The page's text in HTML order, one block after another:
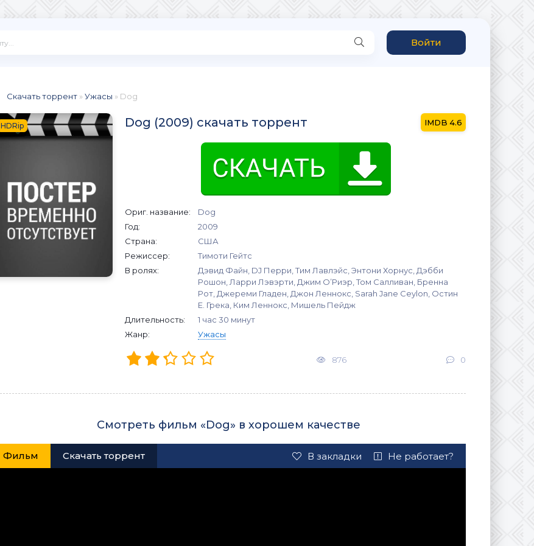
Войти
Скачать торрент »Ужасы » Dog
HDRip Dog (2009) скачать торрент 4.6
Ориг. название:
Dog
Год:
2009
Страна:
США
Режиссер:
Тимоти Гейтс
В ролях:
Дэвид Файн, DJ Перри, Тим Лавлэйс, Энтони Хорнус, Дэбби
Рошон, Ларри Лэвэрти, Джим О’Риэр, Том Салливан, Бренна
Рот, Джереми Гладен, Джон Леннокс, Sarah Jane Ceylon, Остин
Е. Грека, Ким Леннокс, Мишель Пейдж
Длительность:
1 час 30 минут
Жанр:
Ужасы
876 0
Смотреть фильм «Dog» в хорошем качестве
Фильм Скачать торрент В закладки Не работает?